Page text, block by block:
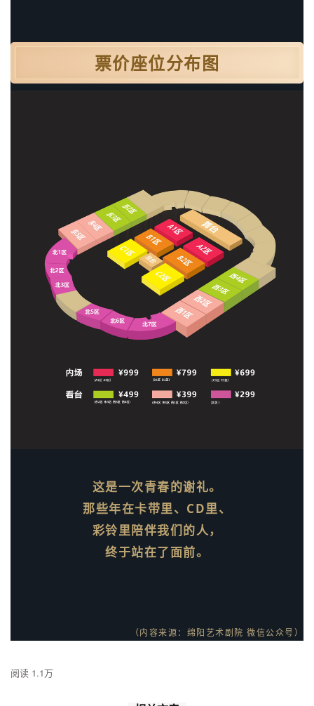
票价座位分布图
这是一次青春的谢礼。
那些年在卡带里、CD里、
彩铃里陪伴我们的人，
终于站在了面前。
（内容来源： 绵阳艺术剧院 微信公众号）
阅读 1.1万